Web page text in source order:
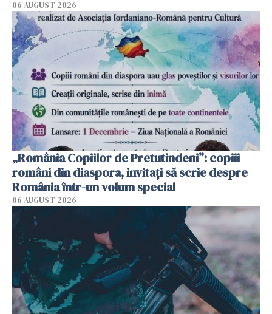
06 AUGUST 2026
„România Copiilor de Pretutindeni”: copiii
români din diaspora, invitați să scrie despre
România într-un volum special
06 AUGUST 2026